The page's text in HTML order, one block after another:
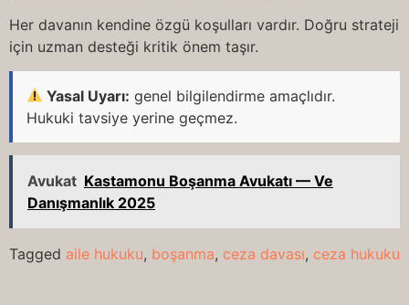
Her davanın kendine özgü koşulları vardır. Doğru strateji
için uzman desteği kritik önem taşır.
Yasal Uyarı: genel bilgilendirme amaçlıdır.
Hukuki tavsiye yerine geçmez.
Avukat Kastamonu Boşanma Avukatı — Ve
Danışmanlık 2025
Tagged aile hukuku, boşanma, ceza davası, ceza hukuku